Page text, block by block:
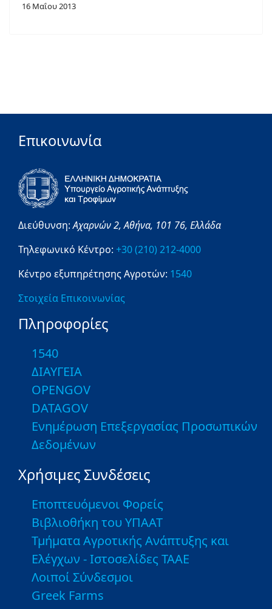
16 Μαΐου 2013
Επικοινωνία
Διεύθυνση:Αχαρνών 2,Αθήνα, 101 76, Ελλάδα
Τηλεφωνικό Κέντρο: +30 (210) 212-4000
Κέντρο εξυπηρέτησης Αγροτών: 1540
Στοιχεία Επικοινωνίας
Πληροφορίες
1540
ΔΙΑΥΓΕΙΑ
OPENGOV
DATAGOV
Ενημέρωση Επεξεργασίας Προσωπικών
Δεδομένων
Χρήσιμες Συνδέσεις
Εποπτευόμενοι Φορείς
Βιβλιοθήκη του ΥΠΑΑΤ
Τμήματα Αγροτικής Ανάπτυξης και
Ελέγχων - Ιστοσελίδες ΤΑΑΕ
Λοιποί Σύνδεσμοι
Greek Farms